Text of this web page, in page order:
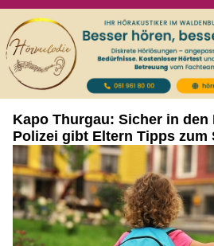
Kapo Thurgau: Sicher in den
Polizei gibt Eltern Tipps zum